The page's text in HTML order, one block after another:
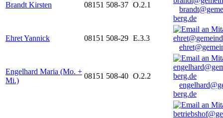
Brandt Kirsten 08151 508-37 O.2.1
berg.de
Ehret Yannick 08151 508-29 E.3.3
Engelhard Maria (Mo. +
Mi.)
08151 508-40 O.2.2
berg.de